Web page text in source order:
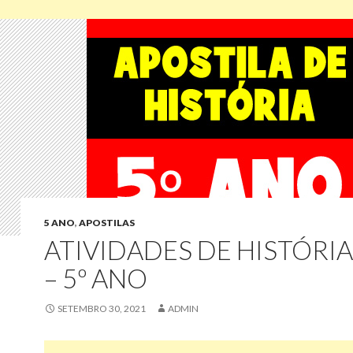
5 ANO, APOSTILAS
ATIVIDADES DE
– 5º ANO
SETEMBRO 30, 2021 ADMIN